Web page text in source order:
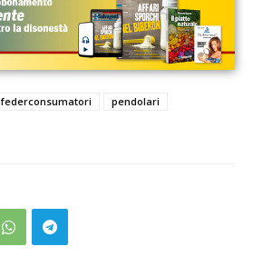
federconsumatori
pendolari